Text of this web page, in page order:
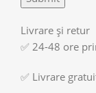
Livrare și retur
✅ 24-48 ore
✅ Livrare